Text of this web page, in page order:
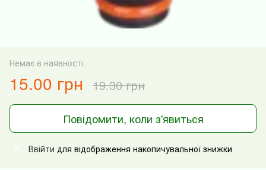
Немає в наявності
15.00 грн 19.30 грн
Повідомити, коли з'явиться
Ввійти для відображення накопичувальної знижки